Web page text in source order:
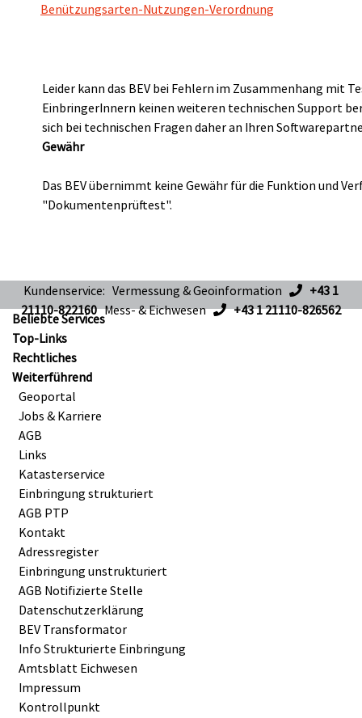
Benützungsarten-Nutzungen-Verordnung
Leider kann das BEV bei Fehlern im Zusammenhang mit
EinbringerInnern keinen weiteren technischen Support
sich bei technischen Fragen daher an Ihren
Gewähr
Das BEV übernimmt keine Gewähr für die Funktion und
"Dokumentenprüftest".
Kundenservice: Vermessung & Geoinformation
+43 1
21110-822160Mess- & Eichwesen +43 1 21110-826562
Beliebte Services
Top-Links
Rechtliches
Weiterführend
Geoportal
Jobs & Karriere
AGB
Links
Katasterservice
Einbringung strukturiert
AGB PTP
Kontakt
Adressregister
Einbringung unstrukturiert
AGB Notifizierte Stelle
Datenschutzerklärung
BEV Transformator
Info Strukturierte Einbringung
Amtsblatt Eichwesen
Impressum
Kontrollpunkt